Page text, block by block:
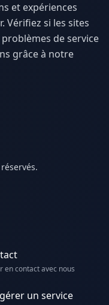
et expériences
Vérifiez si les sites
de service
grâce à notre
en contact avec nous
un service